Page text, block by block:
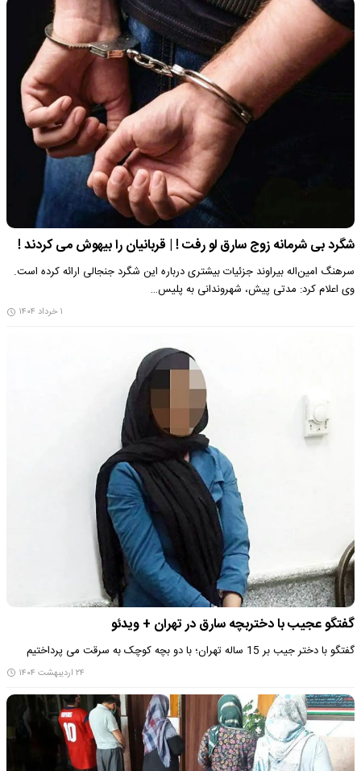
شگرد بی شرمانه زوج سارق لو رفت ! | قربانیان را بیهوش می کردند !
​سرهنگ امین‌اله بیراوند جزئیات بیشتری درباره این شگرد جنجالی ارائه کرده است.
وی اعلام کرد: مدتی پیش، شهروندانی به پلیس…
۱ خرداد ۱۴۰۴
گفتگو عجیب با دختربچه سارق در تهران + ویدئو
گفتگو با دختر جیب بر 15 ساله تهران؛ با دو بچه کوچک به سرقت می پرداختیم
۲۴ اردیبهشت ۱۴۰۴